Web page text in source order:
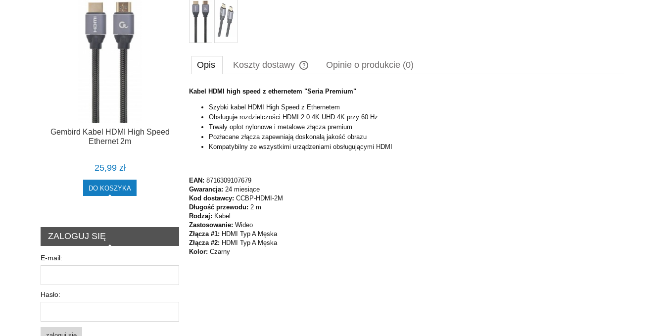
Gembird Kabel HDMI High Speed
Ethernet 2m
25,99 zł
DO KOSZYKA
ZALOGUJ SIĘ
E-mail:
Hasło:
Opis Koszty dostawy
Cena nie zawiera ewentualnych kosztów
Opinie o produkcie (0)
Kabel HDMI high speed z ethernetem "Seria Premium"
Szybki kabel HDMI High Speed z Ethernetem
Obsługuje rozdzielczości HDMI 2.0 4K UHD 4K przy 60 Hz
Trwały oplot nylonowe i metalowe złącza premium
Pozłacane złącza zapewniają doskonałą jakość obrazu
Kompatybilny ze wszystkimi urządzeniami obsługującymi HDMI
EAN: 8716309107679
Gwarancja: 24 miesiące
Kod dostawcy: CCBP-HDMI-2M
Długość przewodu: 2 m
Rodzaj: Kabel
Zastosowanie: Wideo
Złącza #1: HDMI Typ A Męska
Złącza #2: HDMI Typ A Męska
Kolor: Czarny